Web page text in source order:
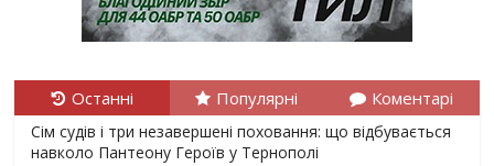
Останні Популярні Коментарі
Сім судів і три незавершені поховання: що відбувається
навколо Пантеону Героїв у Тернополі